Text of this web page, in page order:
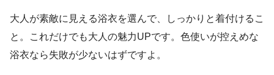
大人が素敵に見える浴衣を選んで、しっかりと着付けるこ
と。これだけでも大人の魅力UPです。色使いが控えめな
浴衣なら失敗が少ないはずですよ。